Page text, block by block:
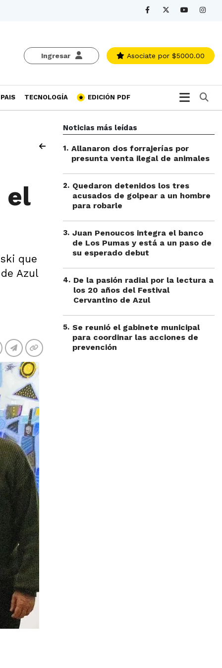
Ingresar Asociate por $5000.00
PAIS TECNOLOGÍA EDICIÓN PDF
el
que
Azul
Noticias más leídas
1. Allanaron dos forrajerías por
presunta venta ilegal de animales
2. Quedaron detenidos los tres
acusados de golpear a un hombre
para robarle
3. Juan Penoucos integra el banco
de Los Pumas y está a un paso de
su esperado debut
4. De la pasión radial por la lectura a
los 20 años del Festival
Cervantino de Azul
5. Se reunió el gabinete municipal
para coordinar las acciones de
prevención